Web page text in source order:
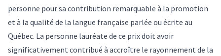
personne pour sa contribution remarquable à la promotion
et à la qualité de la langue française parlée ou écrite au
Québec. La personne lauréate de ce prix doit avoir
significativement contribué à accroître le rayonnement de la